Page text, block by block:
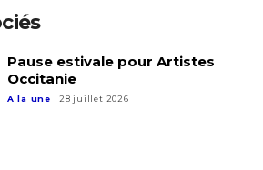
Pause estivale pour Artistes
Occitanie
A la une 28 juillet 2026